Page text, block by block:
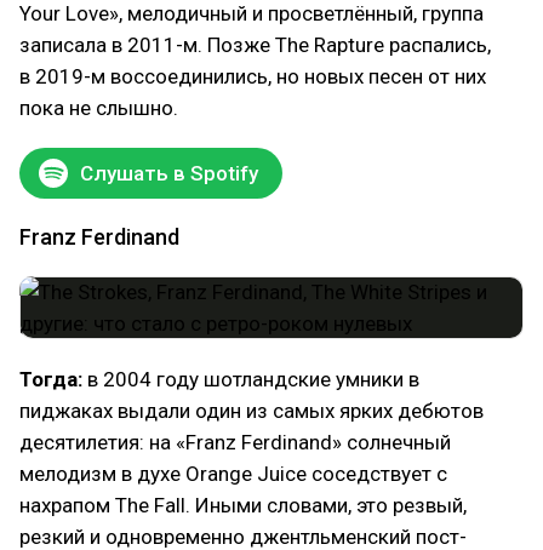
Your Love», мелодичный и просветлённый, группа
записала в 2011-м. Позже The Rapture распались,
в 2019-м воссоединились, но новых песен от них
пока не слышно.
Слушать в Spotify
Franz Ferdinand
Тогда: в 2004 году шотландские умники в
пиджаках выдали один из самых ярких дебютов
десятилетия: на «Franz Ferdinand» солнечный
мелодизм в духе Orange Juice соседствует с
нахрапом The Fall. Иными словами, это резвый,
резкий и одновременно джентльменский пост-